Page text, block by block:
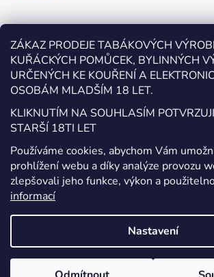
ZÁKAZ PRODEJE TABÁKOVÝCH
KUŘÁCKÝCH POMŮCEK, BYLINNÝCH
URČENÝCH KE KOUŘENÍ A
OSOBÁM MLADŠÍM 18 LET.
KLIKNUTÍM NA SOUHLASÍM
STARŠÍ 18TI LET
Používáme cookies, abychom Vám
prohlížení webu a díky analýze provozu
zlepšovali jeho funkce, výkon a
informací
Nastavení
Odebírat newsletter
Vložte svůj e-mail a my vám budeme
nových produktech na našem e-shopu.
E-mail
Vložením e-mailu souhlasíte s
osobních údajů
PŘIHLÁSIT SE
Vytvořil Shoptet